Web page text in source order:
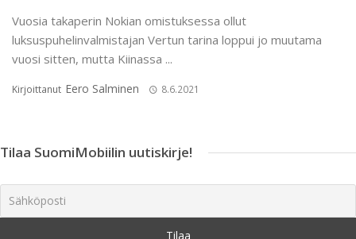
Vuosia takaperin Nokian omistuksessa ollut
luksuspuhelinvalmistajan Vertun tarina loppui jo muutama
vuosi sitten, mutta Kiinassa ...
Kirjoittanut Eero Salminen 8.6.2021
Tilaa SuomiMobiilin uutiskirje!